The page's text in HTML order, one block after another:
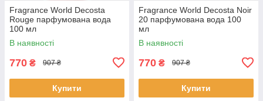
Fragrance World Decosta
Rouge парфумована вода
100 мл
В наявності
770 ₴ 907 ₴
Купити
Fragrance World Decosta Noir
20 парфумована вода 100
мл
В наявності
770 ₴ 907 ₴
Купити